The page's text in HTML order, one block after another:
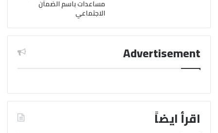
مساعدات باسم الضمان
الاجتماعي
Advertisement
اقرأ ايضاً